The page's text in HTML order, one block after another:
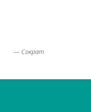
Сократ